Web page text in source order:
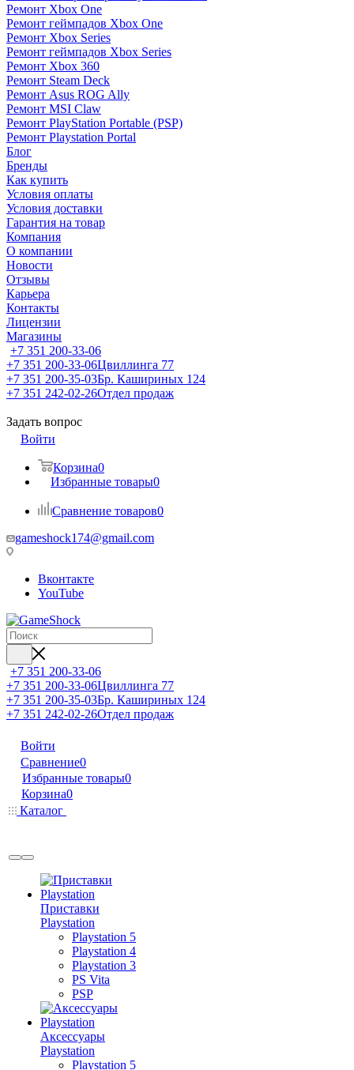
Ремонт Xbox One
Ремонт геймпадов Xbox One
Ремонт Xbox Series
Ремонт геймпадов Xbox Series
Ремонт Xbox 360
Ремонт Steam Deck
Ремонт Asus ROG Ally
Ремонт MSI Claw
Ремонт PlayStation Portable (PSP)
Ремонт Playstation Portal
Блог
Бренды
Как купить
Условия оплаты
Условия доставки
Гарантия на товар
Компания
О компании
Новости
Отзывы
Карьера
Контакты
Лицензии
Магазины
+7 351 200-33-06
+7 351 200-33-06Цвиллинга 77
+7 351 200-35-03Бр. Кашириных 124
+7 351 242-02-26Отдел продаж
Задать вопрос
Войти
Корзина0
Избранные товары0
Сравнение товаров0
gameshock174@gmail.com
Вконтакте
YouTube
+7 351 200-33-06
+7 351 200-33-06Цвиллинга 77
+7 351 200-35-03Бр. Кашириных 124
+7 351 242-02-26Отдел продаж
Войти
Сравнение0
Избранные товары0
Корзина0
Каталог
Приставки
Playstation
Playstation 5
Playstation 4
Playstation 3
PS Vita
PSP
Аксессуары
Playstation
Playstation 5